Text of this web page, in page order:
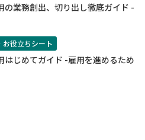
の業務創出、切り出し徹底ガイド -
お役立ちシート
はじめてガイド -雇用を進めるため